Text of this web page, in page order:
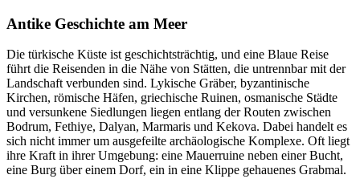
Antike Geschichte am Meer
Die türkische Küste ist geschichtsträchtig, und eine Blaue Reise
führt die Reisenden in die Nähe von Stätten, die untrennbar mit der
Landschaft verbunden sind. Lykische Gräber, byzantinische
Kirchen, römische Häfen, griechische Ruinen, osmanische Städte
und versunkene Siedlungen liegen entlang der Routen zwischen
Bodrum, Fethiye, Dalyan, Marmaris und Kekova. Dabei handelt es
sich nicht immer um ausgefeilte archäologische Komplexe. Oft liegt
ihre Kraft in ihrer Umgebung: eine Mauerruine neben einer Bucht,
eine Burg über einem Dorf, ein in eine Klippe gehauenes Grabmal.